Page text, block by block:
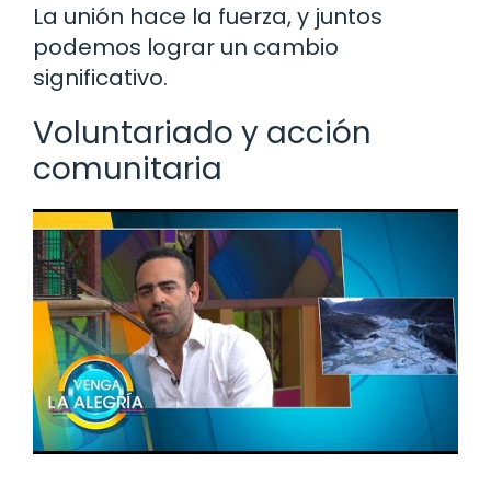
La unión hace la fuerza, y juntos
podemos lograr un cambio
significativo.
Voluntariado y acción
comunitaria